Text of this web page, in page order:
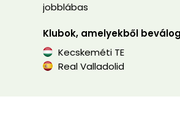
jobblábas
Klubok, amelyekből
Kecskeméti TE
Real Valladolid